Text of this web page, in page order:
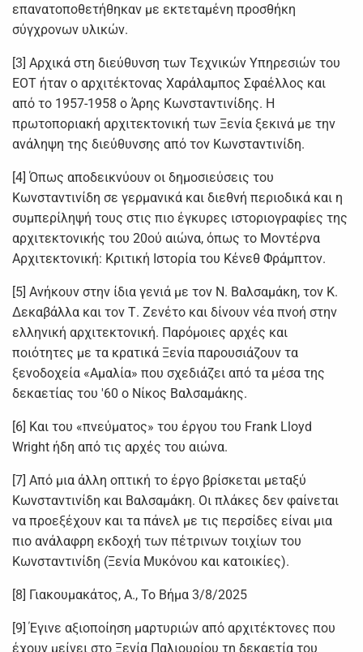
επανατοποθετήθηκαν με εκτεταμένη προσθήκη
σύγχρονων υλικών.
[3] Αρχικά στη διεύθυνση των Τεχνικών Υπηρεσιών του
ΕΟΤ ήταν ο αρχιτέκτονας Χαράλαμπος Σφαέλλος και
από το 1957-1958 ο Άρης Κωνσταντινίδης. Η
πρωτοποριακή αρχιτεκτονική των Ξενία ξεκινά με την
ανάληψη της διεύθυνσης από τον Κωνσταντινίδη.
[4] Όπως αποδεικνύουν οι δημοσιεύσεις του
Κωνσταντινίδη σε γερμανικά και διεθνή περιοδικά και η
συμπερίληψή τους στις πιο έγκυρες ιστοριογραφίες της
αρχιτεκτονικής του 20ού αιώνα, όπως το Μοντέρνα
Αρχιτεκτονική: Κριτική Ιστορία του Κένεθ Φράμπτον.
[5] Ανήκουν στην ίδια γενιά με τον Ν. Βαλσαμάκη, τον Κ.
Δεκαβάλλα και τον Τ. Ζενέτο και δίνουν νέα πνοή στην
ελληνική αρχιτεκτονική. Παρόμοιες αρχές και
ποιότητες με τα κρατικά Ξενία παρουσιάζουν τα
ξενοδοχεία «Αμαλία» που σχεδιάζει από τα μέσα της
δεκαετίας του '60 ο Νίκος Βαλσαμάκης.
[6] Και του «πνεύματος» του έργου του Frank Lloyd
Wright ήδη από τις αρχές του αιώνα.
[7] Από μια άλλη οπτική το έργο βρίσκεται μεταξύ
Κωνσταντινίδη και Βαλσαμάκη. Οι πλάκες δεν φαίνεται
να προεξέχουν και τα πάνελ με τις περσίδες είναι μια
πιο ανάλαφρη εκδοχή των πέτρινων τοιχίων του
Κωνσταντινίδη (Ξενία Μυκόνου και κατοικίες).
[8] Γιακουμακάτος, Α., Το Βήμα 3/8/2025
[9] Έγινε αξιοποίηση μαρτυριών από αρχιτέκτονες που
έχουν μείνει στο Ξενία Παλιουρίου τη δεκαετία του